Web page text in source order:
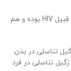
– زمانی که فرد دارای سیستم ایمنی بسیار ضعیفی از قبیل HIV بوده و هم
تناسلی در بدن
تناسلی در فرد